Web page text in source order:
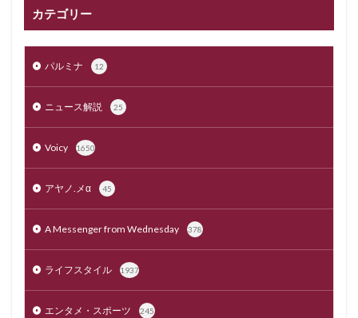
カテゴリー
パルミナ 12
ニュース解説 25
Voicy 1650
アヤノ.メα 45
A Messenger from Wednesday 378
ライフスタイル 1937
エンタメ・スポーツ 245